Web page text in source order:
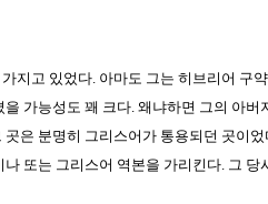
지고 있었다. 아마도 그는 히브리어 구
가능성도 꽤 크다. 왜냐하면 그의 아버
은 분명히 그리스어가 통용되던 곳이었
또는 그리스어 역본을 가리킨다. 그 당